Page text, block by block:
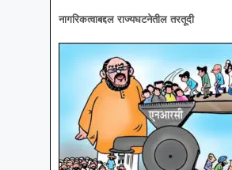
नागरिकत्वाबद्दल राज्यघटनेतील तरतूदी